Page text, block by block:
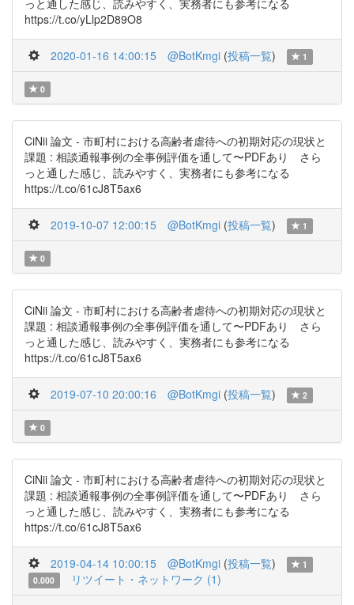
っと通した感じ、読みやすく、実務者にも参考になる
https://t.co/yLlp2D89O8
2020-01-16 14:00:15 @BotKmgi (投稿一覧) 1
0
CiNii 論文 - 市町村における高齢者虐待への初期対応の現状と
課題 : 相談通報事例の全事例評価を通して〜PDFあり さら
っと通した感じ、読みやすく、実務者にも参考になる
https://t.co/61cJ8T5ax6
2019-10-07 12:00:15 @BotKmgi (投稿一覧) 1
0
CiNii 論文 - 市町村における高齢者虐待への初期対応の現状と
課題 : 相談通報事例の全事例評価を通して〜PDFあり さら
っと通した感じ、読みやすく、実務者にも参考になる
https://t.co/61cJ8T5ax6
2019-07-10 20:00:16 @BotKmgi (投稿一覧) 2
0
CiNii 論文 - 市町村における高齢者虐待への初期対応の現状と
課題 : 相談通報事例の全事例評価を通して〜PDFあり さら
っと通した感じ、読みやすく、実務者にも参考になる
https://t.co/61cJ8T5ax6
2019-04-14 10:00:15 @BotKmgi (投稿一覧)
1
0.000
リツイート・ネットワーク (1)